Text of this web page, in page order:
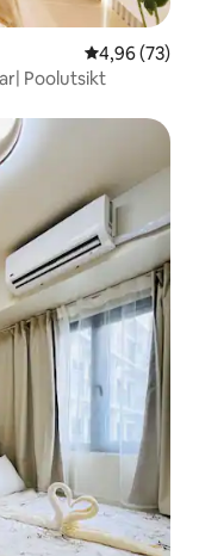
4,96 av 5 i
4,96 (73)
Poolutsikt